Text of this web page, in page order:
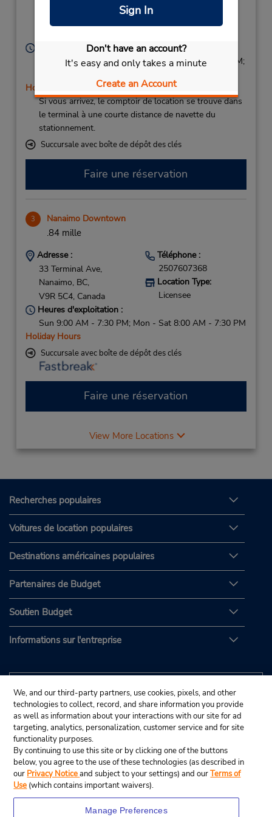
Sign In
Don't have an account?
It's easy and only takes a minute
Create an Account
Heures d'exploitation :
Sun 9:00 AM - 5:00 PM; Mon - Fri 8:00 AM - 5:30 PM;
Holiday Hours
Si vous arrivez, le comptoir de location se trouve dans
le terminal à une courte distance de navette du
stationnement.
Succursale avec boîte de dépôt des clés
Faire une réservation
3 Nanaimo Downtown
.84 mille
Adresse :
33 Terminal Ave,
Nanaimo, BC,
V9R 5C4, Canada
Téléphone :
2507607368
Location Type:
Licensee
Heures d'exploitation :
Sun 9:00 AM - 7:30 PM; Mon - Sat 8:00 AM - 7:30 PM
Holiday Hours
Succursale avec boîte de dépôt des clés
Faire une réservation
View More Locations
Recherches populaires
Voitures de location populaires
Destinations américaines populaires
Partenaires de Budget
Soutien Budget
Informations sur l'entreprise
We, and our third-party partners, use cookies, pixels, and other
technologies to collect, record, and share information you provide
as well as information about your interactions with our site for ad
targeting, analytics, personalization, customer service and for site
functionality purposes.
By continuing to use this site or by clicking one of the buttons
below, you agree to the use of these technologies (as described in
our Privacy Noticeand subject to your settings) and ourTerms of
Use (which contains important waivers).
Manage Preferences